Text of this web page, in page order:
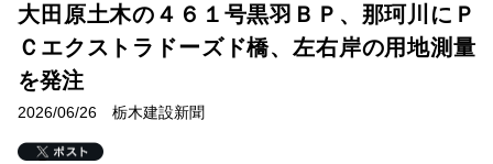
大田原土木の４６１号黒羽ＢＰ、那珂川にＰ
Ｃエクストラドーズド橋、左右岸の用地測量
を発注
2026/06/26 栃木建設新聞